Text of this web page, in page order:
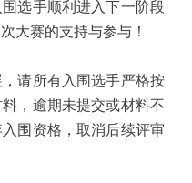
选手顺利进入下一阶段
大赛的支持与参与！
请所有入围选手严格按
，逾期未提交或材料不
围资格，取消后续评审